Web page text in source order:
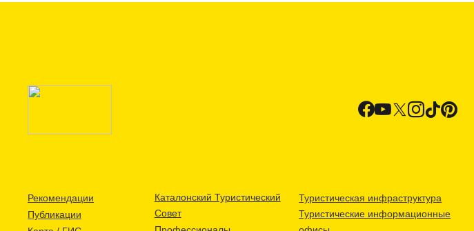
Рекомендации
Публикации
Каталонский Туристический
Совет
Туристическая инфраструктура
Туристические информационные